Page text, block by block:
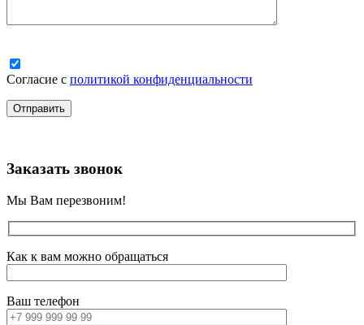
Согласие с политикой конфиденциальности
Заказать звонок
Мы Вам перезвоним!
Как к вам можно обращаться
Ваш телефон